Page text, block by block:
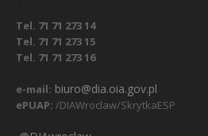
Tel. 71 71 273 14
Tel. 71 71 273 15
Tel. 71 71 273 16
e-mail: biuro@dia.oia.gov.pl
ePUAP: /DIAWroclaw/SkrytkaESP